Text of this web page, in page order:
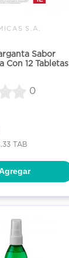
S.A.
Sabor
Con 12 Tabletas
0
TAB